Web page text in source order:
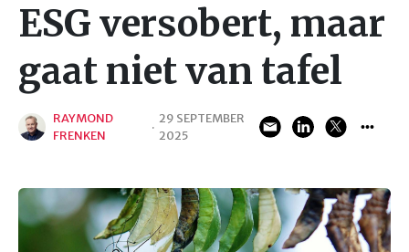
ESG versobert, maar
gaat niet van tafel
RAYMOND
FRENKEN
·
29 SEPTEMBER
2025